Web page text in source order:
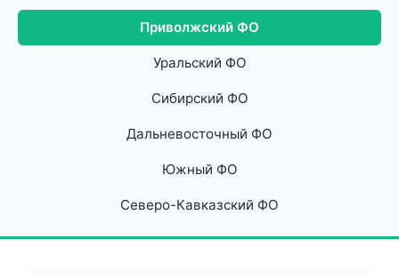
Приволжский ФО
Уральский ФО
Сибирский ФО
Дальневосточный ФО
Южный ФО
Северо-Кавказский ФО